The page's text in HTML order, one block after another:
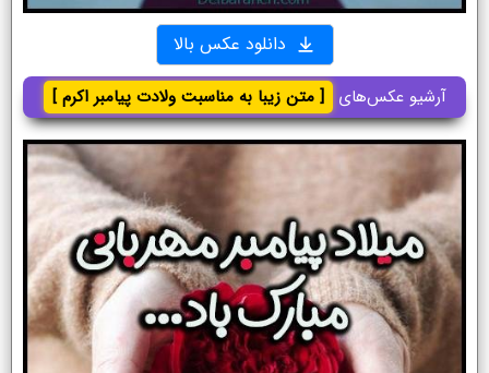
دانلود عکس بالا
آرشیو عکس‌های [ متن زیبا به مناسبت ولادت پیامبر اکرم ]